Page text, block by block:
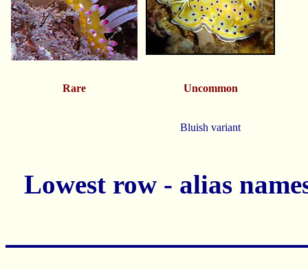
Rare Uncommon
Bluish variant